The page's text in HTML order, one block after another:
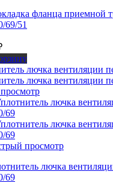
фланца приемной
69/51
просмотр
лючка
69